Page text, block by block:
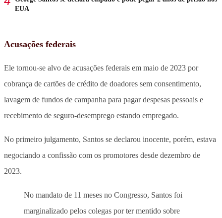
EUA
Acusações federais
Ele tornou-se alvo de acusações federais em maio de 2023 por
cobrança de cartões de crédito de doadores sem consentimento,
lavagem de fundos de campanha para pagar despesas pessoais e
recebimento de seguro-desemprego estando empregado.
No primeiro julgamento, Santos se declarou inocente, porém, estava
negociando a confissão com os promotores desde dezembro de
2023.
No mandato de 11 meses no Congresso, Santos foi
marginalizado pelos colegas por ter mentido sobre